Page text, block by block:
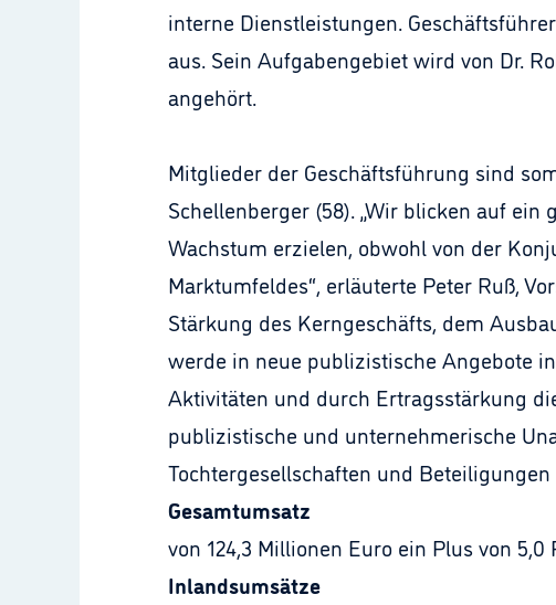
interne Dienstleistungen.
aus. Sein Aufgabengebiet wird von Dr.
angehört.
Mitglieder der Geschäftsführung sind
Schellenberger (58). „Wir blicken auf
Wachstum erzielen, obwohl von der
Marktumfeldes“, erläuterte Peter Ruß,
Stärkung des Kerngeschäfts, dem
werde in neue publizistische Angebote
Aktivitäten und durch Ertragsstärkung
publizistische und unternehmerische
Tochtergesellschaften und
Gesamtumsatz
von 124,3 Millionen Euro ein Plus von
Inlandsumsätze